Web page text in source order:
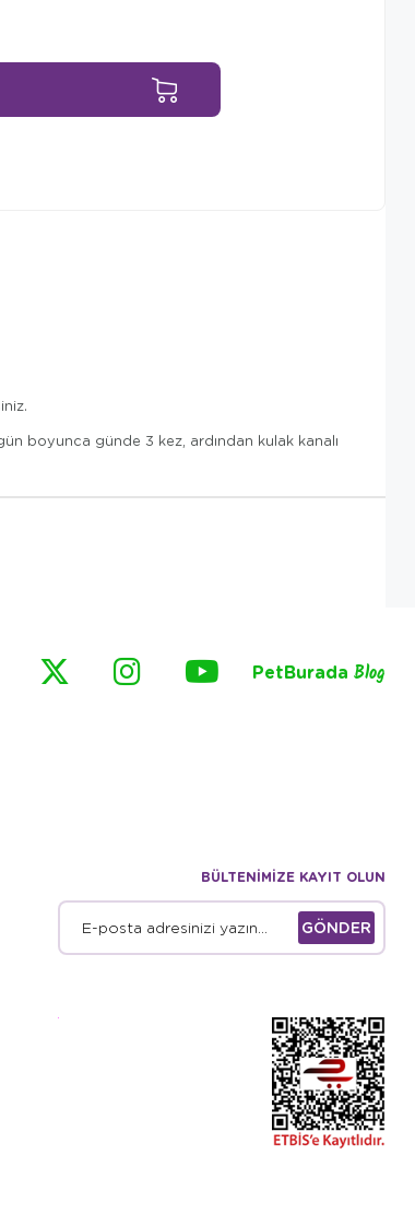
boyunca günde 3 kez, ardından kulak kanalı
PetBurada Blog
BÜLTENİMİZE KAYIT OLUN
GÖNDER